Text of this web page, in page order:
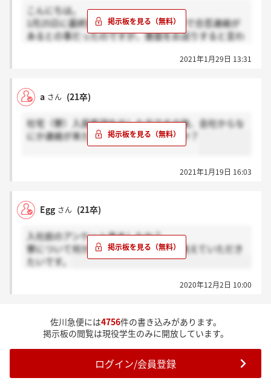
こんにちは。
1月25日に最終面接を受け、一週間前後で合否連絡が
あるとの事だったのですが、書面をお送りすると言わ
実際はやはりお電話があってから書面が届くという形
2021年1月29日 13:31
a さん (21卒)
社宅（寮）入居希望を出した方でその後、会社からな
にか連絡が来た方はいらっしゃいますか？
2021年1月19日 16:03
Egg さん (21卒)
入社前のアンケート来ましたか？
寮について何か知っている事があれば教えていただき
たいです。
2020年12月2日 10:00
佐川急便には4756件の書き込みがあります。
掲示板の閲覧は現役学生のみに開放しています。
ログイン/会員登録